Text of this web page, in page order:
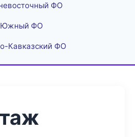
ФО
Южный ФО
Кавказский ФО